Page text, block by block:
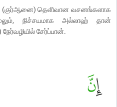
(குர்ஆனை) தெளிவான வசனங்களாக
நிச்சயமாக அல்லாஹ் தான்
சேர்ப்பான்.